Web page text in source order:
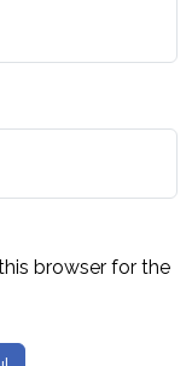
browser for the